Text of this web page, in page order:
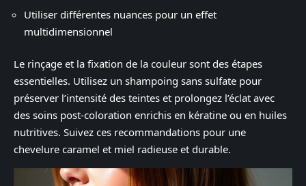
Utiliser différentes nuances pour un effet
multidimensionnel
Le rinçage et la fixation de la couleur sont des étapes
essentielles. Utilisez un shampoing sans sulfate pour
préserver l’intensité des teintes et prolongez l’éclat avec
des soins post-coloration enrichis en kératine ou en huiles
nutritives. Suivez ces recommandations pour une
chevelure caramel et miel radieuse et durable.